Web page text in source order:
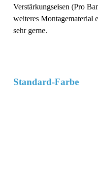
Verstärkungseisen (Pro
weiteres Montagematerial
sehr gerne.
Standard-Farbe